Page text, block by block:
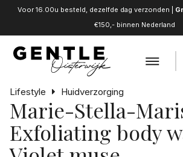
Voor 16.00u besteld, dezelfde dag verzonden |
€150,- binnen Nederland
Lifestyle Huidverzorging
Marie-Stella-
Exfoliating body